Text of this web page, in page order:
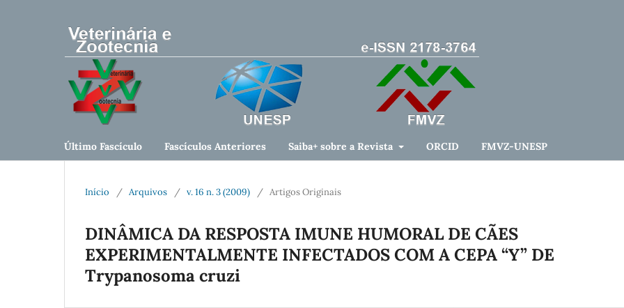
Último Fascículo Fascículos Anteriores Saiba+ sobre a Revista ORCID FMVZ-UNESP
Início / Arquivos / v. 16 n. 3 (2009) / Artigos Originais
DINÂMICA DA RESPOSTA IMUNE HUMORAL DE CÃES
EXPERIMENTALMENTE INFECTADOS COM A CEPA “Y” DE
Trypanosoma cruzi